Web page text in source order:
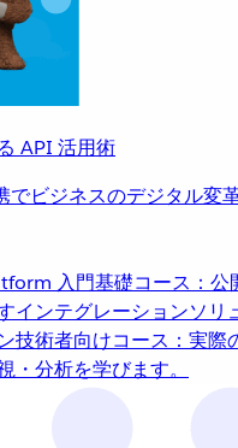
API 活用術
ビジネスのデジタル変
入門基礎コース：公
インテグレーションソリ
技術者向けコース：実際
・分析を学びます。